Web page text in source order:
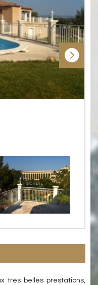
très belles prestations,